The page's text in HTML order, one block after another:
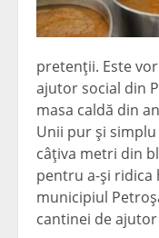
pretenţii. Este
ajutor social din
masa caldă din
Unii pur şi simplu
câţiva metri din
pentru a-şi ridica
municipiul
cantinei de ajutor